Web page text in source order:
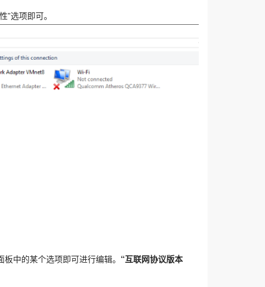
选项即可。
中的某个选项即可进行编辑。 “互联网协议版本